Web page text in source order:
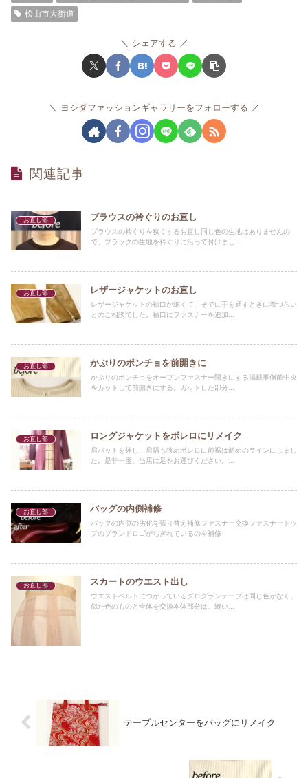
松山市大街道
シェアする
ヨシダファッションギャラリーをフォローする
関連記事
お直し部 ブラウスの衿ぐりのお直し
ブラウスの衿ぐりを狭くするお直し同じ色の生地はありませんの
で、ブラックの生地を衿ぐりに沿って付けまし...
お直し部 レザージャケットのお直し
レザージャケットの袖口が細くて、そでに手を通すときに着づらい
とのご相談でした。袖口にファスナーを追加...
お直し部 かぶりのポンチョを前開きに
かぶりのポンチョをオープンファスナー開きにする掲載事例前中央
をカットして前開きにする。カットした部分...
お直し部 ロングジャケットをボレロにリメイク
肩パットを外し、肩幅も狭めボレロに前裾は斜めのラインにしまし
た。是非一度、当店に足をお運びください。...
お直し部 バッグの内側補修
バッグの内側の劣化を張り替え補修ファスナー交換ファスナートッ
プのブランドロゴがちぎれているのを補修
お直し部 スカートのウエスト出し
ウエストベルトにつかっているグログランテープは同じ色がなく、
似た色のものと全体を交換本体部分は、縫い...
テーブルセンターをバッグにリメイク